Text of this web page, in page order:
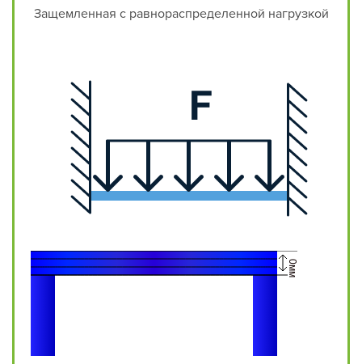
Защемленная с равнораспределенной нагрузкой